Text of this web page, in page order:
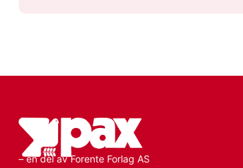
– en del av Forente Forlag AS